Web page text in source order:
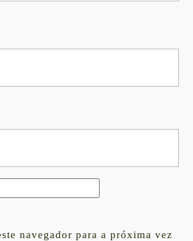
navegador para a próxima vez